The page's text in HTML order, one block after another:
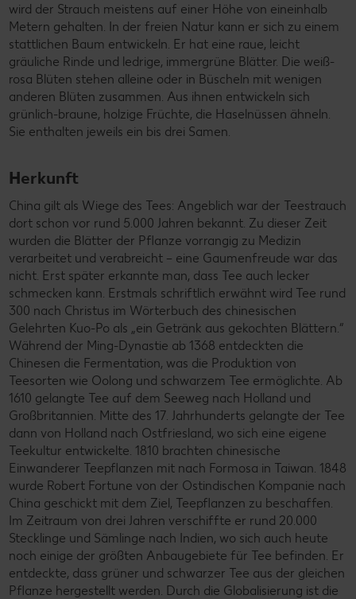
wird der Strauch meistens auf einer Höhe von eineinhalb
Metern gehalten. In der freien Natur kann er sich zu einem
stattlichen Baum entwickeln. Er hat eine raue, leicht
gräuliche Rinde und ledrige, immergrüne Blätter. Die weiß-
rosa Blüten stehen alleine oder in Büscheln mit wenigen
anderen Blüten zusammen. Aus ihnen entwickeln sich
grünlich-braune, holzige Früchte, die Haselnüssen ähneln.
Sie enthalten jeweils ein bis drei Samen.
Herkunft
China gilt als Wiege des Tees: Angeblich war der Teestrauch
dort schon vor rund 5.000 Jahren bekannt. Zu dieser Zeit
wurden die Blätter der Pflanze vorrangig zu Medizin
verarbeitet und verabreicht – eine Gaumenfreude war das
nicht. Erst später erkannte man, dass Tee auch lecker
schmecken kann. Erstmals schriftlich erwähnt wird Tee rund
300 nach Christus im Wörterbuch des chinesischen
Gelehrten Kuo-Po als „ein Getränk aus gekochten Blättern.“
Während der Ming-Dynastie ab 1368 entdeckten die
Chinesen die Fermentation, was die Produktion von
Teesorten wie Oolong und schwarzem Tee ermöglichte. Ab
1610 gelangte Tee auf dem Seeweg nach Holland und
Großbritannien. Mitte des 17. Jahrhunderts gelangte der Tee
dann von Holland nach Ostfriesland, wo sich eine eigene
Teekultur entwickelte. 1810 brachten chinesische
Einwanderer Teepflanzen mit nach Formosa in Taiwan. 1848
wurde Robert Fortune von der Ostindischen Kompanie nach
China geschickt mit dem Ziel, Teepflanzen zu beschaffen.
Im Zeitraum von drei Jahren verschiffte er rund 20.000
Stecklinge und Sämlinge nach Indien, wo sich auch heute
noch einige der größten Anbaugebiete für Tee befinden. Er
entdeckte, dass grüner und schwarzer Tee aus der gleichen
Pflanze hergestellt werden. Durch die Globalisierung ist die